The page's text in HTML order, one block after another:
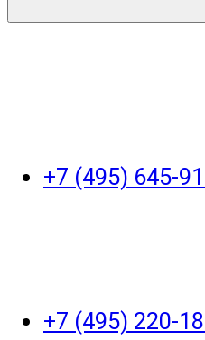
+7 (495) 645-
+7 (495) 220-